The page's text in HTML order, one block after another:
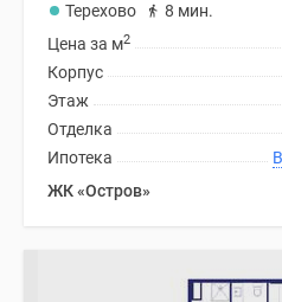
Терехово
8 мин.
Цена за м2
Корпус
Этаж
Отделка
Ипотека
ЖК «Остров»